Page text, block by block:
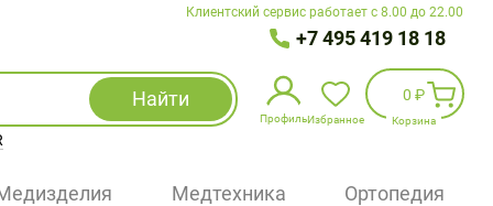
Клиентский сервис работает с 8.00 до 22.00
+7 495 419 18 18
Найти
Профиль
Избранное
Избранное
0 ₽
Корзина
Медтехника Ортопедия